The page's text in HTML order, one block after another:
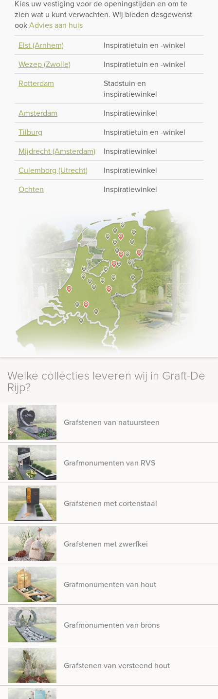
Kies uw vestiging voor de openingstijden en om te
zien wat u kunt verwachten. Wij bieden desgewenst
ookAdvies aan huis
Elst (Arnhem)
Inspiratietuin en -winkel
Wezep (Zwolle)
Inspiratietuin en -winkel
Rotterdam
Stadstuin en
inspiratiewinkel
Amsterdam
Inspiratiewinkel
Tilburg
Inspiratietuin en -winkel
Mijdrecht (Amsterdam)
Inspiratiewinkel
Culemborg (Utrecht)
Inspiratiewinkel
Ochten
Inspiratiewinkel
Welke collecties leveren wij in Graft-De
Rijp?
Grafstenen van natuursteen
Grafmonumenten van RVS
Grafstenen met cortenstaal
Grafstenen met zwerfkei
Grafmonumenten van hout
Grafmonumenten van brons
Grafstenen van versteend hout